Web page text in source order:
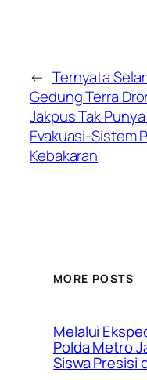
← Ternyata
Gedung Terra
Jakpus Tak
Evakuasi-Sistem
Kebakaran
MORE POSTS
Melalui
Polda Metro
Siswa Presisi